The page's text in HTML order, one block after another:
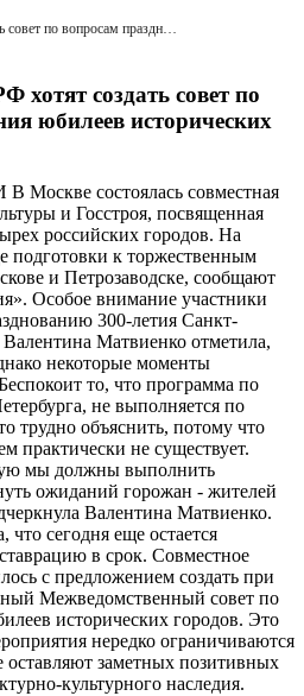
При Правительстве РФ хотят создать совет по вопросам празднования юбилеев исторических городов
хотят создать совет по
юбилеев исторических
В Москве состоялась совместная
и Госстроя, посвященная
российских городов. На
подготовки к торжественным
и Петрозаводске, сообщают
Особое внимание участники
300-летия Санкт-
Матвиенко отметила,
некоторые моменты
то, что программа по
не выполняется по
трудно объяснить, потому что
практически не существует.
мы должны выполнить
ожиданий горожан - жителей
Валентина Матвиенко.
сегодня еще остается
в срок. Совместное
с предложением создать при
Межведомственный совет по
исторических городов. Это
нередко ограничиваются
оставляют заметных позитивных
культурного наследия.